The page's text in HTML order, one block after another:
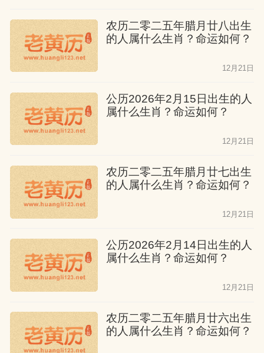
农历二零二五年腊月廿八出生
的人属什么生肖？命运如何？
12月21日
公历2026年2月15日出生的人
属什么生肖？命运如何？
12月21日
农历二零二五年腊月廿七出生
的人属什么生肖？命运如何？
12月21日
公历2026年2月14日出生的人
属什么生肖？命运如何？
12月21日
农历二零二五年腊月廿六出生
的人属什么生肖？命运如何？